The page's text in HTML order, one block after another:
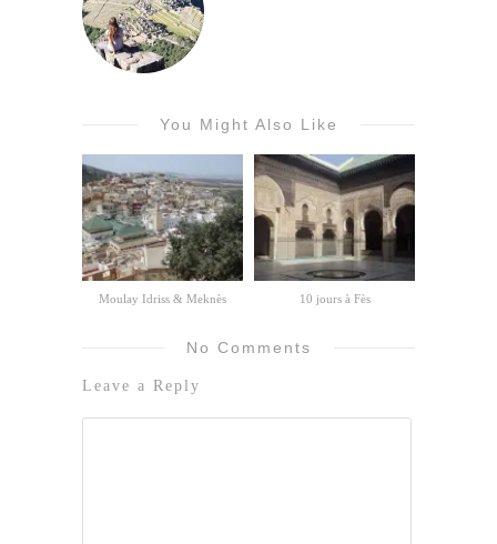
You Might Also Like
Moulay Idriss & Meknès 10 jours à Fès
No Comments
Leave a Reply